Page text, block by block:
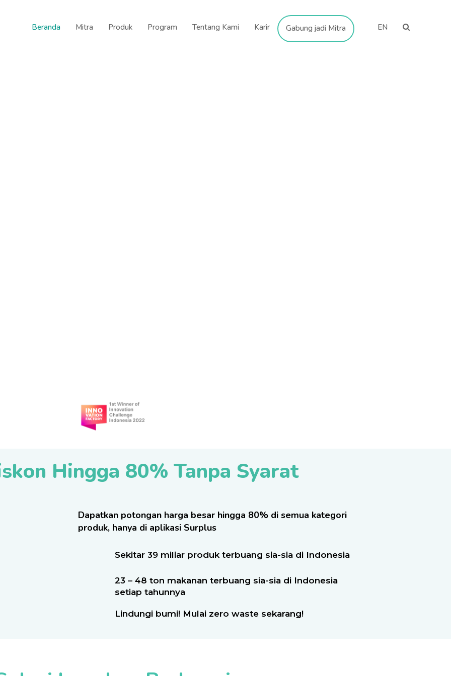
Beranda Mitra Produk Program Tentang Kami Karir Gabung jadi Mitra EN
Hingga 80% Tanpa Syarat
Dapatkan potongan harga besar hingga 80% di semua kategori
produk, hanya di aplikasi Surplus
Sekitar 39 miliar produk terbuang sia-sia di Indonesia
23 – 48 ton makanan terbuang sia-sia di Indonesia
setiap tahunnya
Lindungi bumi! Mulai zero waste sekarang!